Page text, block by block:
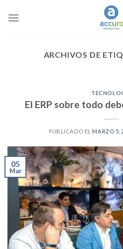
ARCHIVOS DE
El ERP sobre todo
PUBLICADO EL MARZO 5,
05
Mar